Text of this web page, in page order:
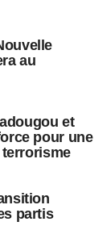
au
et
pour une
partis